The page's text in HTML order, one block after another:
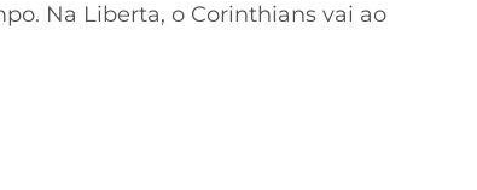
Na Liberta, o Corinthians vai ao